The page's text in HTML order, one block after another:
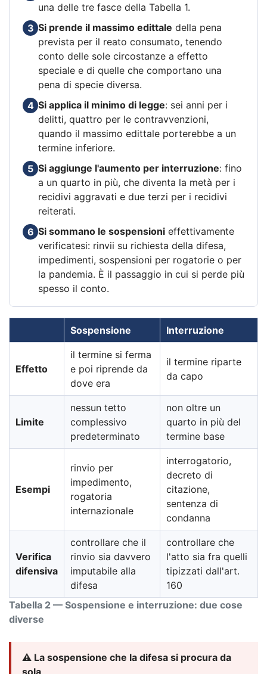
una delle tre fasce della Tabella 1.
3 Si prende il massimo edittale della pena
prevista per il reato consumato, tenendo
conto delle sole circostanze a effetto
speciale e di quelle che comportano una
pena di specie diversa.
4 Si applica il minimo di legge: sei anni per i
delitti, quattro per le contravvenzioni,
quando il massimo edittale porterebbe a un
termine inferiore.
5 Si aggiunge l'aumento per interruzione: fino
a un quarto in più, che diventa la metà per i
recidivi aggravati e due terzi per i recidivi
reiterati.
6 Si sommano le sospensioni effettivamente
verificatesi: rinvii su richiesta della difesa,
impedimenti, sospensioni per rogatorie o per
la pandemia. È il passaggio in cui si perde più
spesso il conto.
Tabella 2 — Sospensione e interruzione: due cose
diverse
Sospensione Interruzione
Effetto
il termine si ferma
e poi riprende da
dove era
il termine riparte
da capo
Limite
nessun tetto
complessivo
predeterminato
non oltre un
quarto in più del
termine base
Esempi
rinvio per
impedimento,
rogatoria
internazionale
interrogatorio,
decreto di
citazione,
sentenza di
condanna
Verifica
difensiva
controllare che il
rinvio sia davvero
imputabile alla
difesa
controllare che
l'atto sia fra quelli
tipizzati dall'art.
160
⚠️ La sospensione che la difesa si procura da
sola